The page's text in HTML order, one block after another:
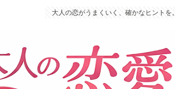
大人の恋がうまくいく、確かなヒントを。